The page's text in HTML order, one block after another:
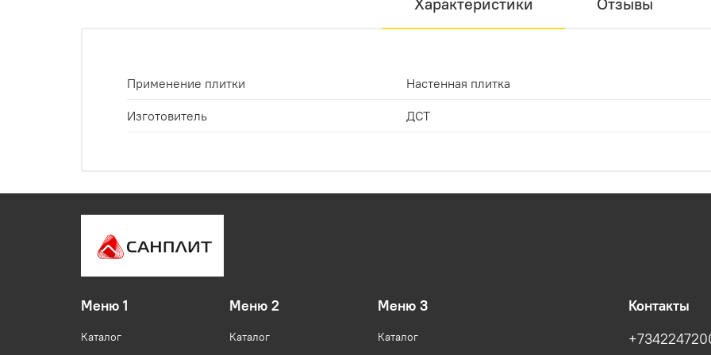
Применение плитки Настенная плитка
Изготовитель ДСТ
Меню 1
Каталог
Меню 2
Каталог
Меню 3
Каталог
Контакты